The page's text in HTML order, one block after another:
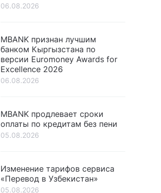
06.08.2026
MBANK признан лучшим
банком Кыргызстана по
версии Euromoney Awards for
Excellence 2026
06.08.2026
MBANK продлевает сроки
оплаты по кредитам без пени
05.08.2026
Изменение тарифов сервиса
«Перевод в Узбекистан»
05.08.2026